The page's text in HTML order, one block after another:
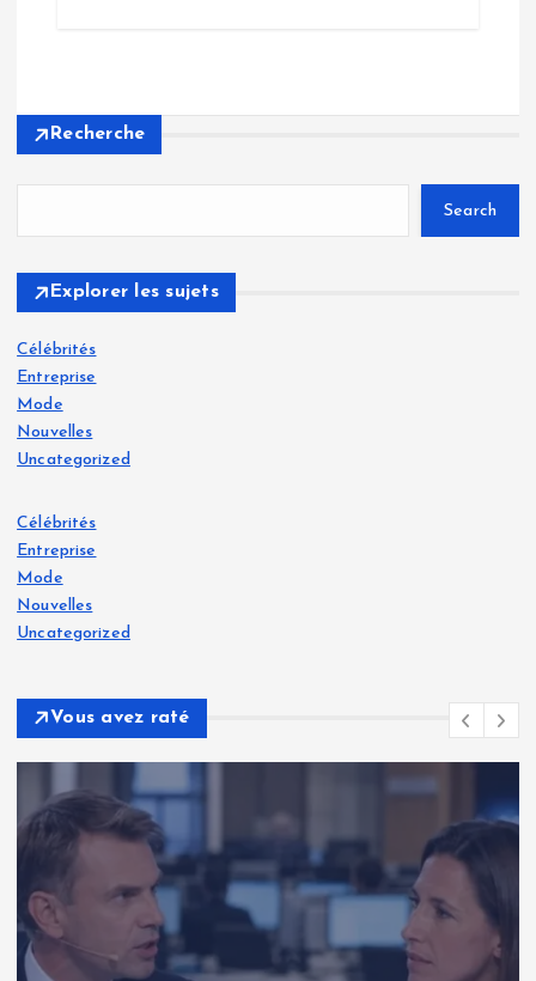
Recherche
Search
Explorer les sujets
Célébrités
Entreprise
Mode
Nouvelles
Uncategorized
Célébrités
Entreprise
Mode
Nouvelles
Uncategorized
Vous avez raté
Célébrités